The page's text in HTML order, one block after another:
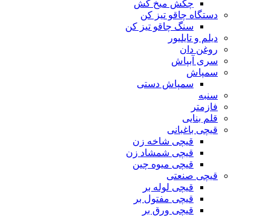
چکش میخ کش
دستگاه چاقو تیز کن
سنگ چاقو تیز کن
دیلم و تایلیور
روغن دان
سری آبپاش
سمپاش
سمپاش دستی
سنبه
فازمتر
قلم بنایی
قیچی باغبانی
قیچی شاخه زن
قیچی شمشاد زن
قیچی میوه چین
قیچی صنعتی
قیچی لوله بر
قیچی مفتول بر
قیچی ورق بر